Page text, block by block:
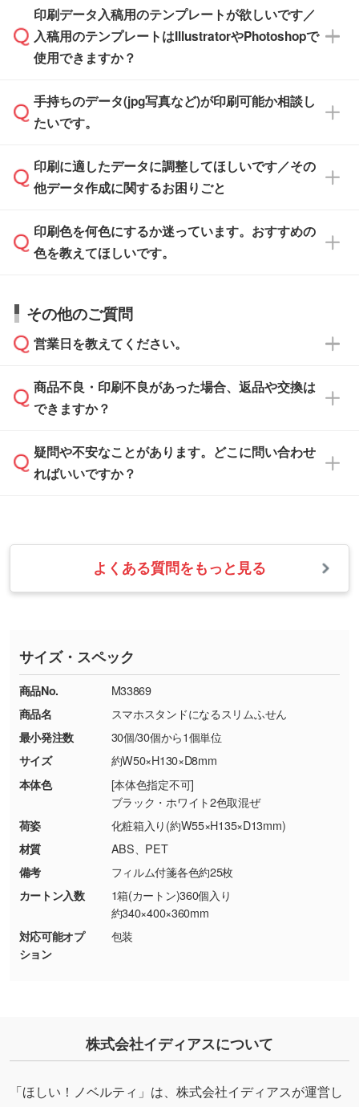
※土日祝日を除く営業日換算です。
※沖縄・離島は追加日数がかかります。
ザインソフトがなくても安心です。
また、「データ作成サービス
せいただければ、弊社にて無料でデザインデー
タを1点作成いたします。
IllustratorやPhotoshop、CLIP STUDIOなどのデ
ザインソフトでこだわりのデザインを作成した
い方は、完全データ入稿
積・ご注文フォームにアップロードしてご入稿
ください。
ご入稿後は経験豊富なスタッフがデータに不備
がないかチェックし、お客様と確認してから印
刷に進みますので、ご安心ください。
印刷データ入稿用のテンプレートが欲しいです／
入稿用のテンプレートはIllustratorやPhotoshopで
使用できますか？
一部商品は入稿用テンプレートのご用意があり
ます。各商品ページの『印刷方法・テンプレー
入稿用のテンプレートはPDF形式ですが、
IllustratorやPhotoshopで開いてご利用いただけ
方」をご確認ください。
手持ちのデータ(jpg写真など)が印刷可能か相談し
たいです。
印刷に適したデータ・解像度かどうか、担当ス
タッフが事前に確認いたします。
ムへ添付いただくか、担当スタッフ宛にメール
でお送りください。
い合わせください。
なお、印刷用データの作り方に関する詳細は、
印刷に適したデータに調整してほしいです／その
他データ作成に関するお困りごと
データ作成でお困りの際には、担当スタッフが
サポートいたしますのでお気軽にご相談くださ
から添付してお送りください。
・解像度の低いデータをトレース/調整してほ
しい
解像度の低い画像や、手書きのイラスト、写真
などを、印刷に適したベクターデータに変換し
・フルカラーデータを1色に変換してほしい
・1色印刷でグラデーションや濃淡を表現した
い
す。→詳しく見る
・コーポレートカラーを使って印刷したい／印
刷色にこだわりがある
DIC・PANTONEなどのカラーチップの指定や、
現物支給による色指定も承っております。→
しく見る
・背景がある画像からキャラクター部分だけを
シンプルな背景のデータや、使いたいキャラク
ター部分の輪郭がはっきりしているデータは切
り抜き処理が可能です。→詳しく見る
・持っているデータの背景が足りない／塗り足
しの作り方が分からない
・デザインにQRコードを入れたい／QRコード
URLをご指定いただければ、QRコードを生成
印刷色を何色にするか迷っています。おすすめの
色を教えてほしいです。
お見積・ご注文・
相談いただきますと、担当スタッフがお客様の
ご希望や商品の本体色を確認し、印刷色をご提
本体色がブラック、ネイビーなど濃色の場合は
白色か淡い色の印刷色をおすすめしておりま
す。
本体色がナチュラルなど淡色の場合、印刷をく
っきりと目立たせたいときは濃い印刷色が、柔
らかい雰囲気にしたいときは淡い印刷色が映え
また、お選びいただいた印刷色が本体色に合わ
ない場合や仕上がりに影響しそうな場合は、ス
タッフから別の色をご案内することもございま
その他のご質問
営業日を教えてください。
営業日は平日の10:00～18:00で、土日祝日はお
休みとなります。注文・見積・お問い合わせ
速やかに対応いたします。
商品不良・印刷不良があった場合、返品や交換は
できますか？
お手数をお掛けいたしますが、至急担当スタッ
フまでご連絡ください。商品の状況を確認し、
・お届け時に商品が損傷・故障している場合
・ご注文と異なる商品が届いた場合
・印刷不良があった場合
※詳しくは「商品の良品基準について
ください。
【返品・交換ができない場合】
・お客様の元で商品を加工された場合、または
商品が破損した場合
・商品到着後7日以上経過している場合
・お客様のご都合による返品・交換依頼(商
品・色・数量などの注文間違い等)
疑問や不安なことがあります。どこに問い合わせ
ればいいですか？
業日以内に担当スタッフよりメールにてご連絡
いたします。
お急ぎの場合はお電話でのご質問も受け付けて
TEL：0422-29-9911 営業時間10:00～
18:00(土日祝日除く)
お問い合わせフォームはこちら
よくある質問をもっと見る
サイズ・スペック
商品No.
M33869
商品名
スマホスタンドになるスリムふせん
最小発注数
30個/30個から1個単位
サイズ
約W50×H130×D8mm
本体色
[本体色指定不可]
ブラック・ホワイト2色取混ぜ
荷姿
化粧箱入り(約W55×H135×D13mm)
材質
ABS、PET
備考
フィルム付箋各色約25枚
カートン入数
1箱(カートン)360個入り
約340×400×360mm
対応可能オプ
ション
包装
株式会社イディアスについて
「ほしい！ノベルティ」は、株式会社イディアスが運営し